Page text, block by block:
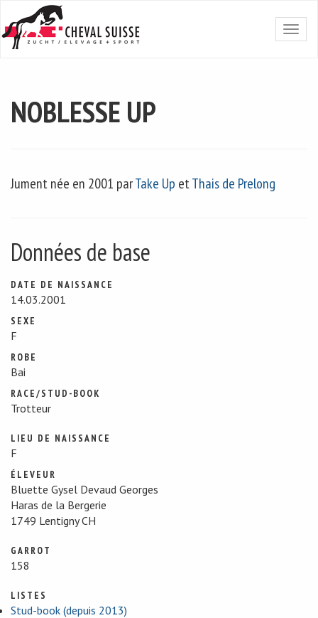
NOBLESSE UP
Jument née en 2001 parTake Up etThais de Prelong
Données de base
DATE DE NAISSANCE
14.03.2001
SEXE
F
ROBE
Bai
RACE/STUD-BOOK
Trotteur
LIEU DE NAISSANCE
F
ÉLEVEUR
Bluette Gysel Devaud Georges
Haras de la Bergerie
1749 Lentigny CH
GARROT
158
LISTES
Stud-book (depuis 2013)